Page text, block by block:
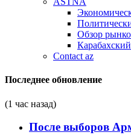
Обзор
Contact az
Последнее обновление
(1 час назад)
После выборов